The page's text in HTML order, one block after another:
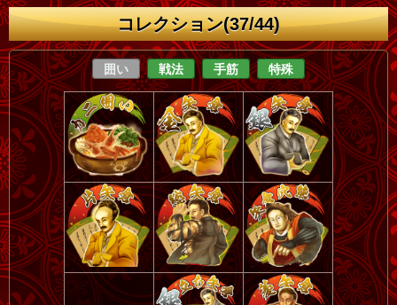
コレクション(37/44)
囲い 戦法 手筋 特殊